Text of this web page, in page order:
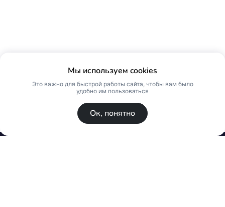
Мы используем cookies
Это важно для быстрой работы сайта, чтобы вам было
удобно им пользоваться
Ок, понятно